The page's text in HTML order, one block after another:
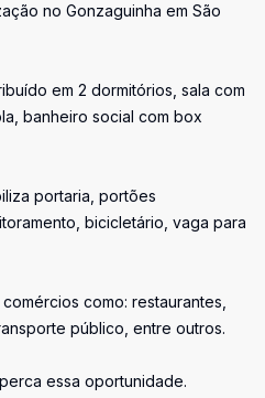
no Gonzaguinha em São
em 2 dormitórios, sala com
banheiro social com box
portaria, portões
bicicletário, vaga para
como: restaurantes,
público, entre outros.
essa oportunidade.